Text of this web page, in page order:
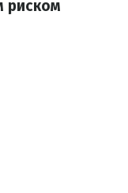
риском